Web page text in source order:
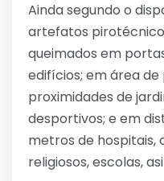
Ainda segundo o
artefatos
queimados em
edifícios; em área
proximidades de
desportivos; e em
metros de hospitais,
religiosos, escolas,